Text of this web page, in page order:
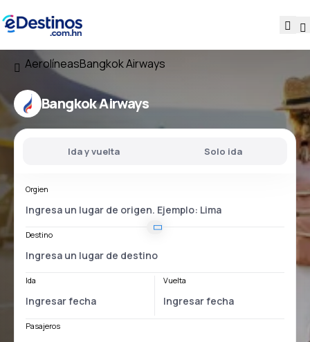
AerolíneasBangkok Airways
Bangkok Airways
Ida y vuelta Solo ida
Orgien
Destino
Ida Vuelta
Pasajeros